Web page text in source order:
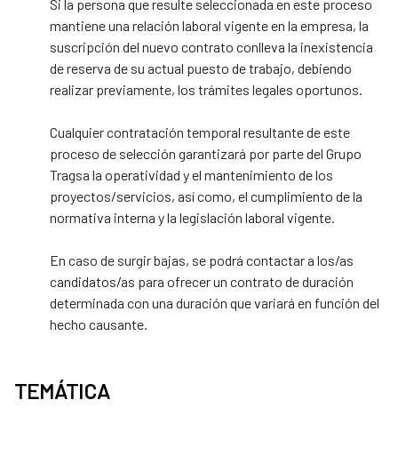
Si la persona que resulte seleccionada en este proceso
mantiene una relación laboral vigente en la empresa, la
suscripción del nuevo contrato conlleva la inexistencia
de reserva de su actual puesto de trabajo, debiendo
realizar previamente, los trámites legales oportunos.
Cualquier contratación temporal resultante de este
proceso de selección garantizará por parte del Grupo
Tragsa la operatividad y el mantenimiento de los
proyectos/servicios, así como, el cumplimiento de la
normativa interna y la legislación laboral vigente.
En caso de surgir bajas, se podrá contactar a los/as
candidatos/as para ofrecer un contrato de duración
determinada con una duración que variará en función del
hecho causante.
TEMÁTICA